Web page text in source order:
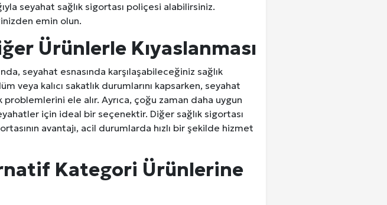
seyahat sağlık sigortası poliçesi alabilirsiniz.
emin olun.
Ürünlerle Kıyaslanması
seyahat esnasında karşılaşabileceğiniz sağlık
veya kalıcı sakatlık durumlarını kapsarken, seyahat
problemlerini ele alır. Ayrıca, çoğu zaman daha uygun
için ideal bir seçenektir. Diğer sağlık sigortası
avantajı, acil durumlarda hızlı bir şekilde hizmet
Kategori Ürünlerine